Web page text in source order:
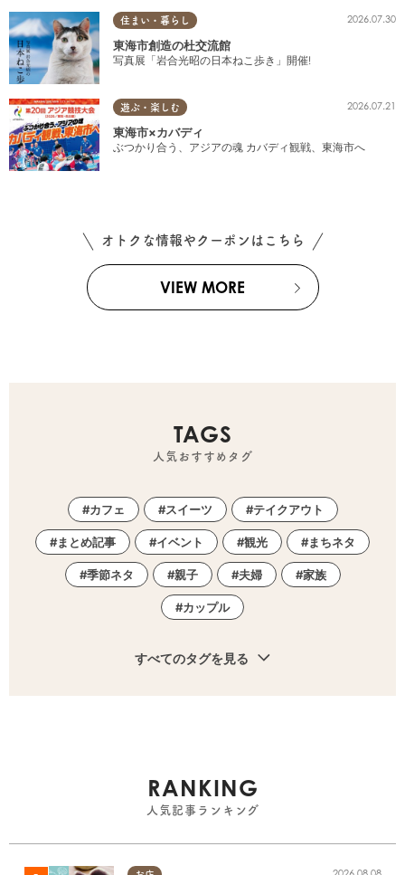
住まい・暮らし 2026.07.30
東海市創造の杜交流館
写真展「岩合光昭の日本ねこ歩き」開催!
遊ぶ・楽しむ 2026.07.21
東海市×カバディ
ぶつかり合う、アジアの魂 カバディ観戦、東海市へ
オトクな情報やクーポンはこちら
VIEW MORE
TAGS
人気おすすめタグ
カフェ スイーツ テイクアウト
まとめ記事 イベント 観光 まちネタ
季節ネタ 親子 夫婦 家族
カップル
すべてのタグを見る
RANKING
人気記事ランキング